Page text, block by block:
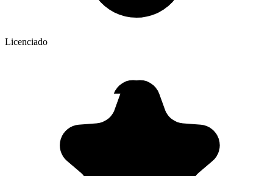
Licenciado